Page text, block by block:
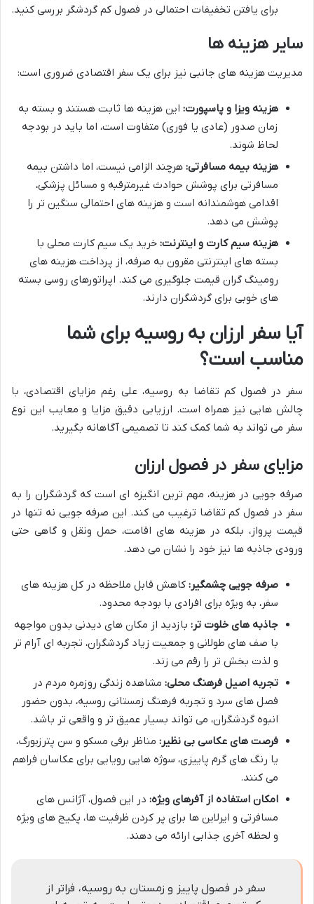
برای یافتن تخفیفات احتمالی در فصول کم گردشگر بررسی کنید.
سایر هزینه ها
مدیریت هزینه های جانبی نیز برای یک سفر اقتصادی ضروری است:
هزینه ویزا و پاسپورت: این هزینه ها ثابت هستند و بسته به
زمان صدور (عادی یا فوری) متفاوت است، اما باید در بودجه
لحاظ شوند.
هزینه بیمه مسافرتی: هرچند الزامی نیست، اما داشتن بیمه
مسافرتی برای پوشش حوادث غیرمترقبه و مسائل پزشکی،
اقدامی هوشمندانه است و هزینه های احتمالی سنگین تر را
پوشش می دهد.
هزینه سیم کارت و اینترنت: خرید یک سیم کارت محلی با
بسته های اینترنتی مقرون به صرفه، از پرداخت هزینه های
رومینگ گران قیمت جلوگیری می کند. اپراتورهای روسی بسته
های خوبی برای گردشگران دارند.
آیا سفر ارزان به روسیه برای شما
مناسب است؟
سفر در فصول کم تقاضا به روسیه، علی رغم مزایای اقتصادی، با
چالش هایی نیز همراه است. ارزیابی دقیق مزایا و معایب این نوع
سفر می تواند به شما کمک کند تا تصمیمی آگاهانه بگیرید.
مزایای سفر در فصول ارزان
صرفه جویی در هزینه، مهم ترین انگیزه ای است که گردشگران را به
سفر در فصول کم تقاضا ترغیب می کند. این صرفه جویی نه تنها در
قیمت پرواز، بلکه در هزینه های اقامت، حمل ونقل و گاهی حتی
ورودی جاذبه ها نیز خود را نشان می دهد.
صرفه جویی چشمگیر: کاهش قابل ملاحظه در کل هزینه های
سفر، به ویژه برای افرادی با بودجه محدود.
جاذبه های خلوت تر: بازدید از مکان های دیدنی بدون مواجهه
با صف های طولانی و جمعیت زیاد گردشگران، تجربه ای آرام تر
و لذت بخش تر را رقم می زند.
تجربه اصیل فرهنگ محلی: مشاهده زندگی روزمره مردم در
فصل های سرد و تجربه فرهنگ زمستانی روسیه، بدون حضور
انبوه گردشگران، می تواند بسیار عمیق تر و واقعی تر باشد.
فرصت های عکاسی بی نظیر: مناظر برفی مسکو و سن پترزبورگ،
یا رنگ های گرم پاییزی، سوژه هایی رویایی برای عکاسان فراهم
می کنند.
امکان استفاده از آفرهای ویژه: در این فصول، آژانس های
مسافرتی و ایرلاین ها برای پر کردن ظرفیت ها، پکیج های ویژه
و لحظه آخری جذابی ارائه می دهند.
سفر در فصول پاییز و زمستان به روسیه، فراتر از